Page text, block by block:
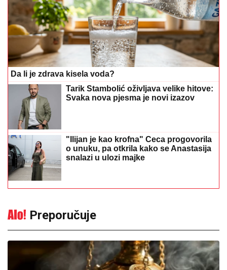
Da li je zdrava kisela voda?
Tarik Stambolić oživljava velike hitove:
Svaka nova pjesma je novi izazov
"Ilijan je kao krofna" Ceca progovorila
o unuku, pa otkrila kako se Anastasija
snalazi u ulozi majke
Preporučuje